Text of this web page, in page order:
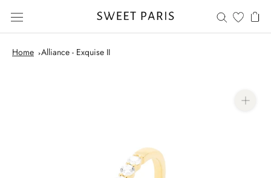
contenido
Home
Alliance - Exquise II